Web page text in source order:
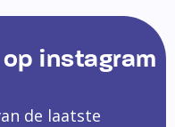
instagram
de laatste